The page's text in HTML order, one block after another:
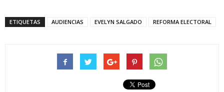
ETIQUETAS AUDIENCIAS EVELYN SALGADO REFORMA ELECTORAL